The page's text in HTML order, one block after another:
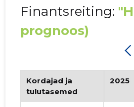
Finantsreiting:
prognoos)
Kordajad ja
tulutasemed
2025